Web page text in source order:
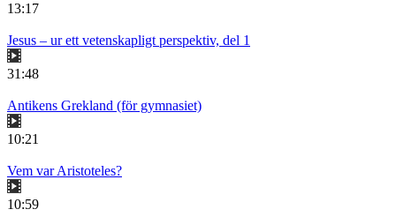
13:17
Jesus – ur ett vetenskapligt perspektiv, del 1
31:48
Antikens Grekland (för gymnasiet)
10:21
Vem var Aristoteles?
10:59